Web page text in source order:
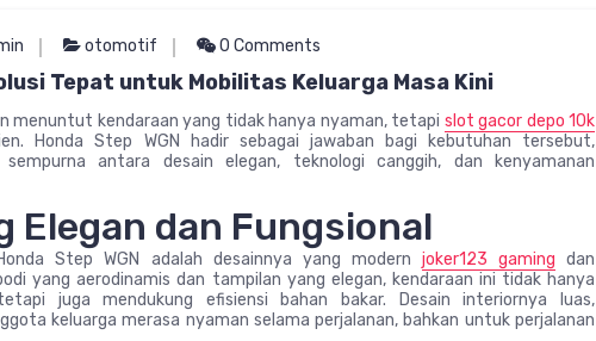
otomotif 0 Comments
Tepat untuk Mobilitas Keluarga Masa Kini
menuntut kendaraan yang tidak hanya nyaman, tetapi slot gacor depo 10k
Honda Step WGN hadir sebagai jawaban bagi kebutuhan tersebut,
sempurna antara desain elegan, teknologi canggih, dan kenyamanan
Elegan dan Fungsional
Step WGN adalah desainnya yang modern joker123 gaming dan
yang aerodinamis dan tampilan yang elegan, kendaraan ini tidak hanya
juga mendukung efisiensi bahan bakar. Desain interiornya luas,
keluarga merasa nyaman selama perjalanan, bahkan untuk perjalanan